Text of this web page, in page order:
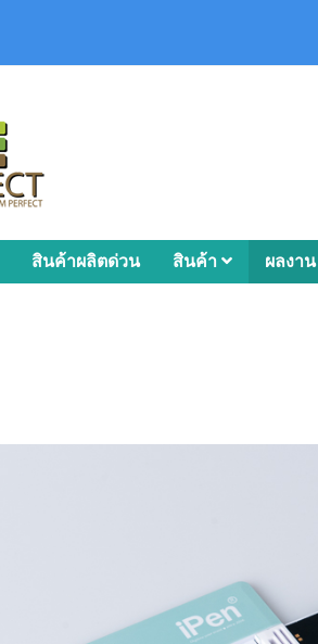
สินค้าผลิตด่วน สินค้า ผลงาน